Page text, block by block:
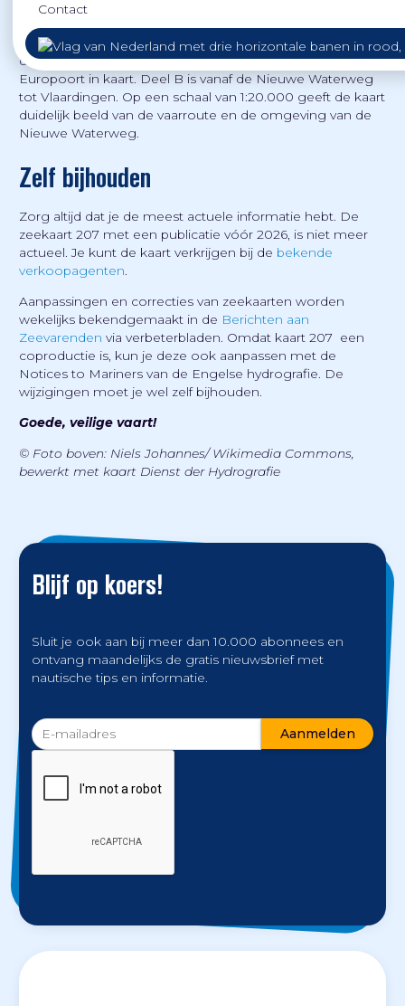
Contact
Zeekaart 207 is onderdeel van een serie dat in
coproductie met de hydrografische dienst van het
Verenigd Koninkrijk is gemaakt. De kaart is in is in twee
delen opgesplitst. Deel A brengt Nieuwe Waterweg en
Europoort in kaart. Deel B is vanaf de Nieuwe Waterweg
tot Vlaardingen. Op een schaal van 1:20.000 geeft de kaart
duidelijk beeld van de vaarroute en de omgeving van de
Nieuwe Waterweg.
Zelf bijhouden
Zorg altijd dat je de meest actuele informatie hebt. De
zeekaart 207 met een publicatie vóór 2026, is niet meer
actueel. Je kunt de kaart verkrijgen bij de bekende
verkoopagenten
Aanpassingen en correcties van zeekaarten worden
wekelijks bekendgemaakt in de Berichten aan
Zeevarenden via verbeterbladen. Omdat kaart 207 een
coproductie is, kun je deze ook aanpassen met de
Notices to Mariners van de Engelse hydrografie. De
wijzigingen moet je wel zelf bijhouden.
Goede, veilige vaart!
© Foto boven: Niels Johannes/ Wikimedia Commons,
bewerkt met kaart Dienst der Hydrografie
Blijf op koers!
Sluit je ook aan bij meer dan 10.000 abonnees en
ontvang maandelijks de gratis nieuwsbrief met
nautische tips en informatie.